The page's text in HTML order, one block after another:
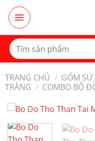
qua
dungTìm
kiếm:
TRANG CHỦ / GỐM SỨ
TRÀNG / COMBO BỘ